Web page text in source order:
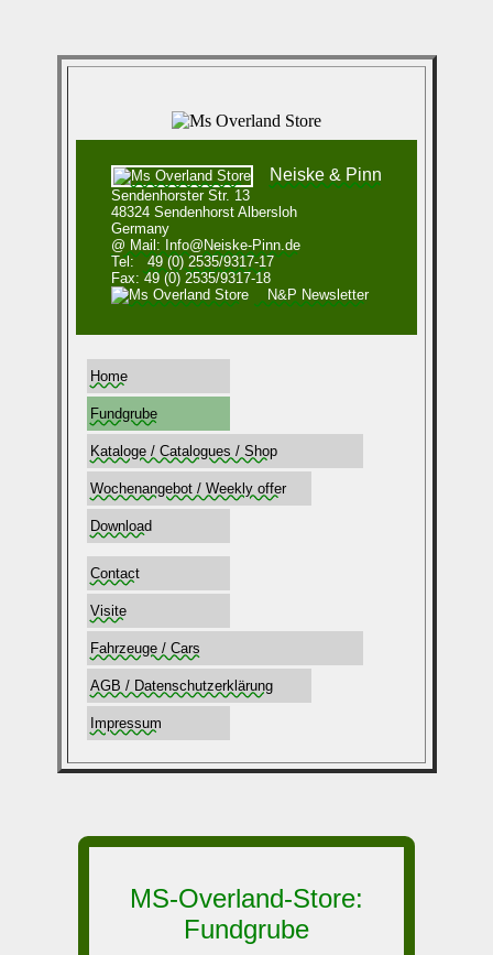
Neiske & Pinn
Sendenhorster Str. 13
48324 Sendenhorst Albersloh
Germany
@ Mail: Info@Neiske-Pinn.de
Tel: 49 (0) 2535/9317-17
Fax: 49 (0) 2535/9317-18
N&P Newsletter
Home
Fundgrube
Kataloge / Catalogues / Shop
Wochenangebot / Weekly offer
Download
Contact
Visite
Fahrzeuge / Cars
AGB / Datenschutzerklärung
Impressum
MS-Overland-Store:
Fundgrube